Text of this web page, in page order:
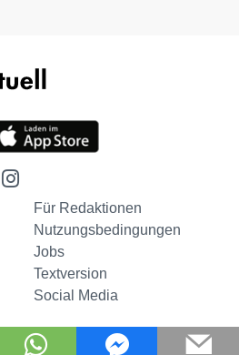
Für Redaktionen
Nutzungsbedingungen
Jobs
Textversion
Social Media